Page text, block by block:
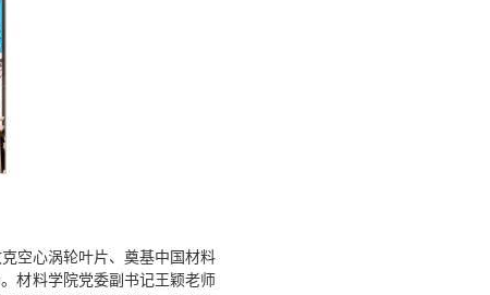
空心涡轮叶片、奠基中国材料
材料学院党委副书记王颖老师